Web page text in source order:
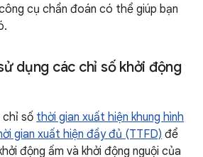
cụ chẩn đoán có thể giúp bạn
dụng các chỉ số khởi động
chỉ số thời gian xuất hiện khung hình
gian xuất hiện đầy đủ (TTFD) để
động ấm và khởi động nguội của